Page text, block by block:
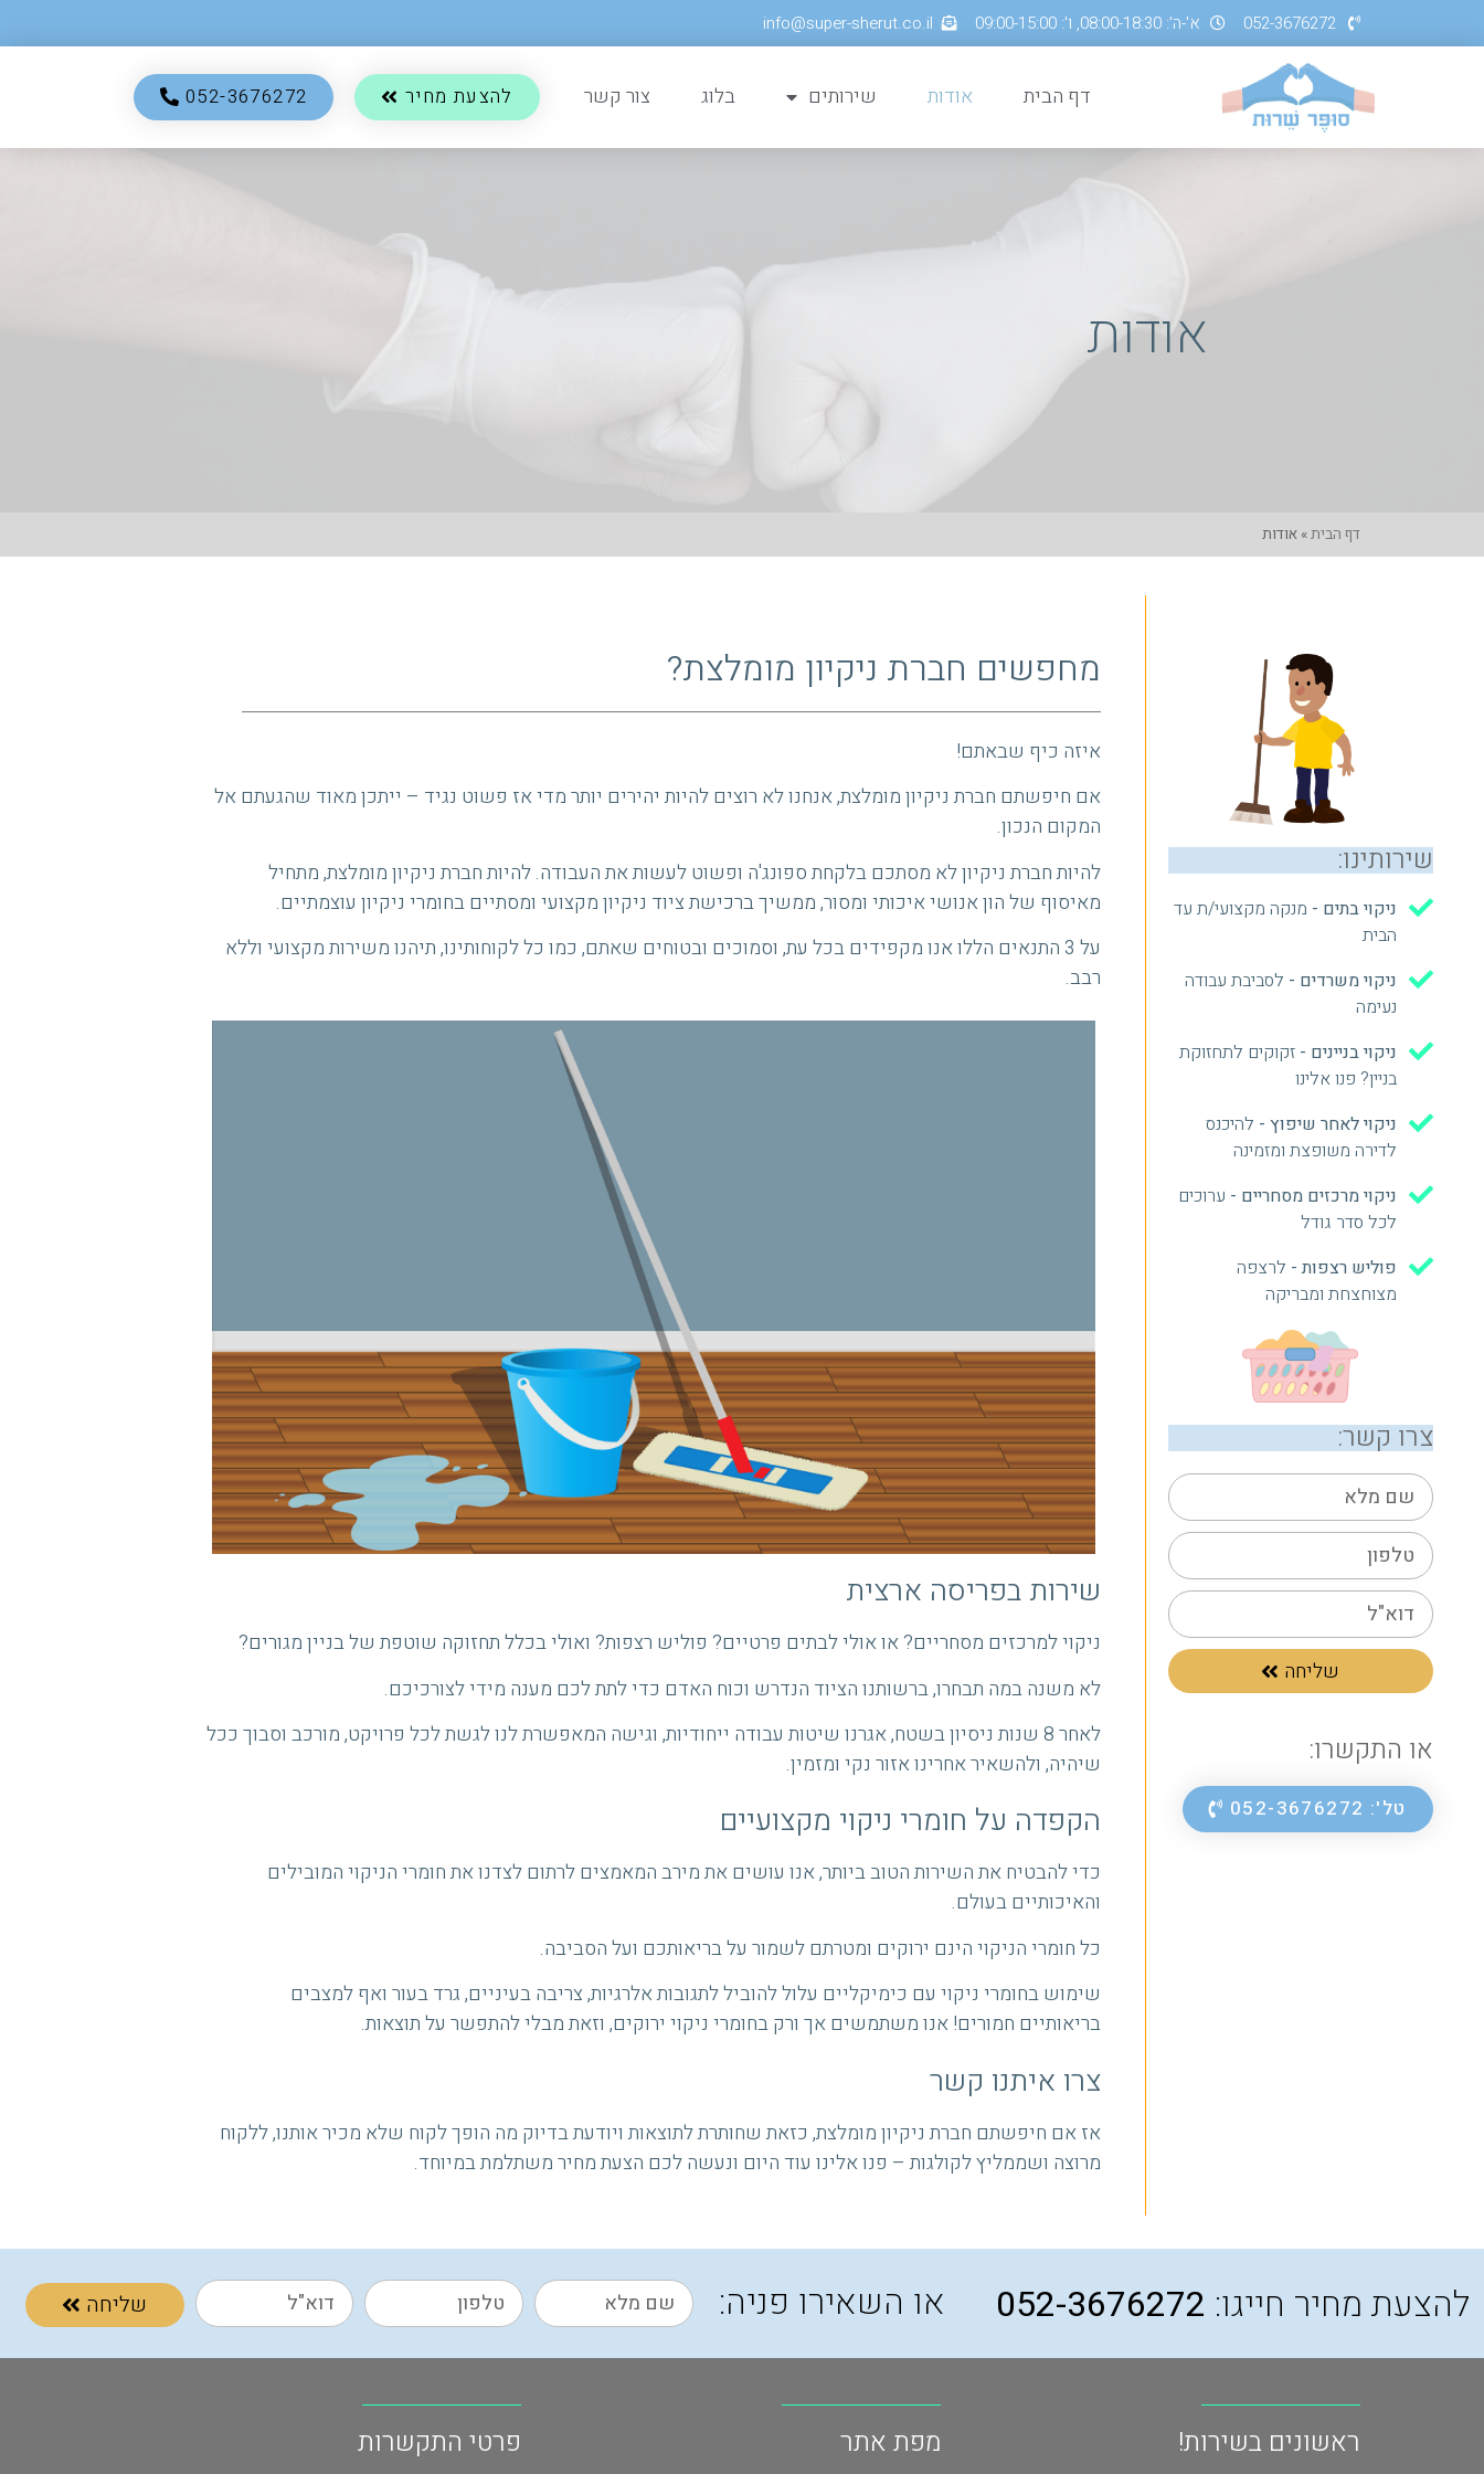
052-3676272 א'-ה': 08:00-18:30, ו': 09:00-15:00 info@super-sherut.co.il
דף הבית אודות שירותים בלוג צור קשר להצעת מחיר 052-3676272
אודות
דף הבית» אודות
שירותינו:
ניקוי בתים - מנקה מקצועי/ת עד
הבית
ניקוי משרדים - לסביבת עבודה
נעימה
ניקוי בניינים - זקוקים לתחזוקת
בניין? פנו אלינו
ניקוי לאחר שיפוץ - להיכנס
לדירה משופצת ומזמינה
ניקוי מרכזים מסחריים - ערוכים
לכל סדר גודל
פוליש רצפות - לרצפה
מצוחצחת ומבריקה
צרו קשר:
שליחה
או התקשרו:
טל': 052-3676272
מחפשים חברת ניקיון מומלצת?
איזה כיף שבאתם!
אם חיפשתם חברת ניקיון מומלצת, אנחנו לא רוצים להיות יהירים יותר מדי אז פשוט נגיד – ייתכן מאוד שהגעתם אל
המקום הנכון.
להיות חברת ניקיון לא מסתכם בלקחת ספונג'ה ופשוט לעשות את העבודה. להיות חברת ניקיון מומלצת, מתחיל
מאיסוף של הון אנושי איכותי ומסור, ממשיך ברכישת ציוד ניקיון מקצועי ומסתיים בחומרי ניקיון עוצמתיים.
על 3 התנאים הללו אנו מקפידים בכל עת, וסמוכים ובטוחים שאתם, כמו כל לקוחותינו, תיהנו משירות מקצועי וללא
רבב.
שירות בפריסה ארצית
ניקוי למרכזים מסחריים? או אולי לבתים פרטיים? פוליש רצפות? ואולי בכלל תחזוקה שוטפת של בניין מגורים?
לא משנה במה תבחרו, ברשותנו הציוד הנדרש וכוח האדם כדי לתת לכם מענה מידי לצורכיכם.
לאחר 8 שנות ניסיון בשטח, אגרנו שיטות עבודה ייחודיות, וגישה המאפשרת לנו לגשת לכל פרויקט, מורכב וסבוך ככל
שיהיה, ולהשאיר אחרינו אזור נקי ומזמין.
הקפדה על חומרי ניקוי מקצועיים
כדי להבטיח את השירות הטוב ביותר, אנו עושים את מירב המאמצים לרתום לצדנו את חומרי הניקוי המובילים
והאיכותיים בעולם.
כל חומרי הניקוי הינם ירוקים ומטרתם לשמור על בריאותכם ועל הסביבה.
שימוש בחומרי ניקוי עם כימיקליים עלול להוביל לתגובות אלרגיות, צריבה בעיניים, גרד בעור ואף למצבים
בריאותיים חמורים! אנו משתמשים אך ורק בחומרי ניקוי ירוקים, וזאת מבלי להתפשר על תוצאות.
צרו איתנו קשר
אז אם חיפשתם חברת ניקיון מומלצת, כזאת שחותרת לתוצאות ויודעת בדיוק מה הופך לקוח שלא מכיר אותנו, ללקוח
מרוצה ושממליץ לקולגות – פנו אלינו עוד היום ונעשה לכם הצעת מחיר משתלמת במיוחד.
להצעת מחיר חייגו: 052-3676272 או השאירו פניה: שליחה
ראשונים בשירות! מפת אתר פרטי התקשרות